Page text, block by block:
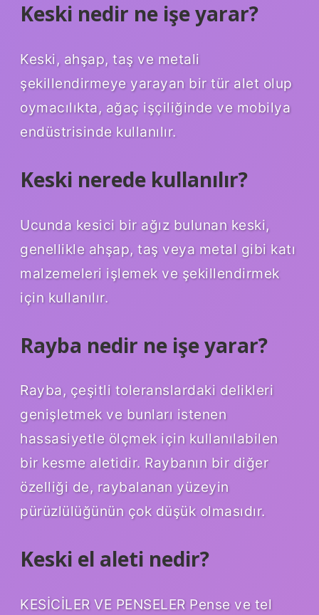
Keski nedir ne işe yarar?
Keski, ahşap, taş ve metali
şekillendirmeye yarayan bir tür alet olup
oymacılıkta, ağaç işçiliğinde ve mobilya
endüstrisinde kullanılır.
Keski nerede kullanılır?
Ucunda kesici bir ağız bulunan keski,
genellikle ahşap, taş veya metal gibi katı
malzemeleri işlemek ve şekillendirmek
için kullanılır.
Rayba nedir ne işe yarar?
Rayba, çeşitli toleranslardaki delikleri
genişletmek ve bunları istenen
hassasiyetle ölçmek için kullanılabilen
bir kesme aletidir. Raybanın bir diğer
özelliği de, raybalanan yüzeyin
pürüzlülüğünün çok düşük olmasıdır.
Keski el aleti nedir?
KESİCİLER VE PENSELER Pense ve tel